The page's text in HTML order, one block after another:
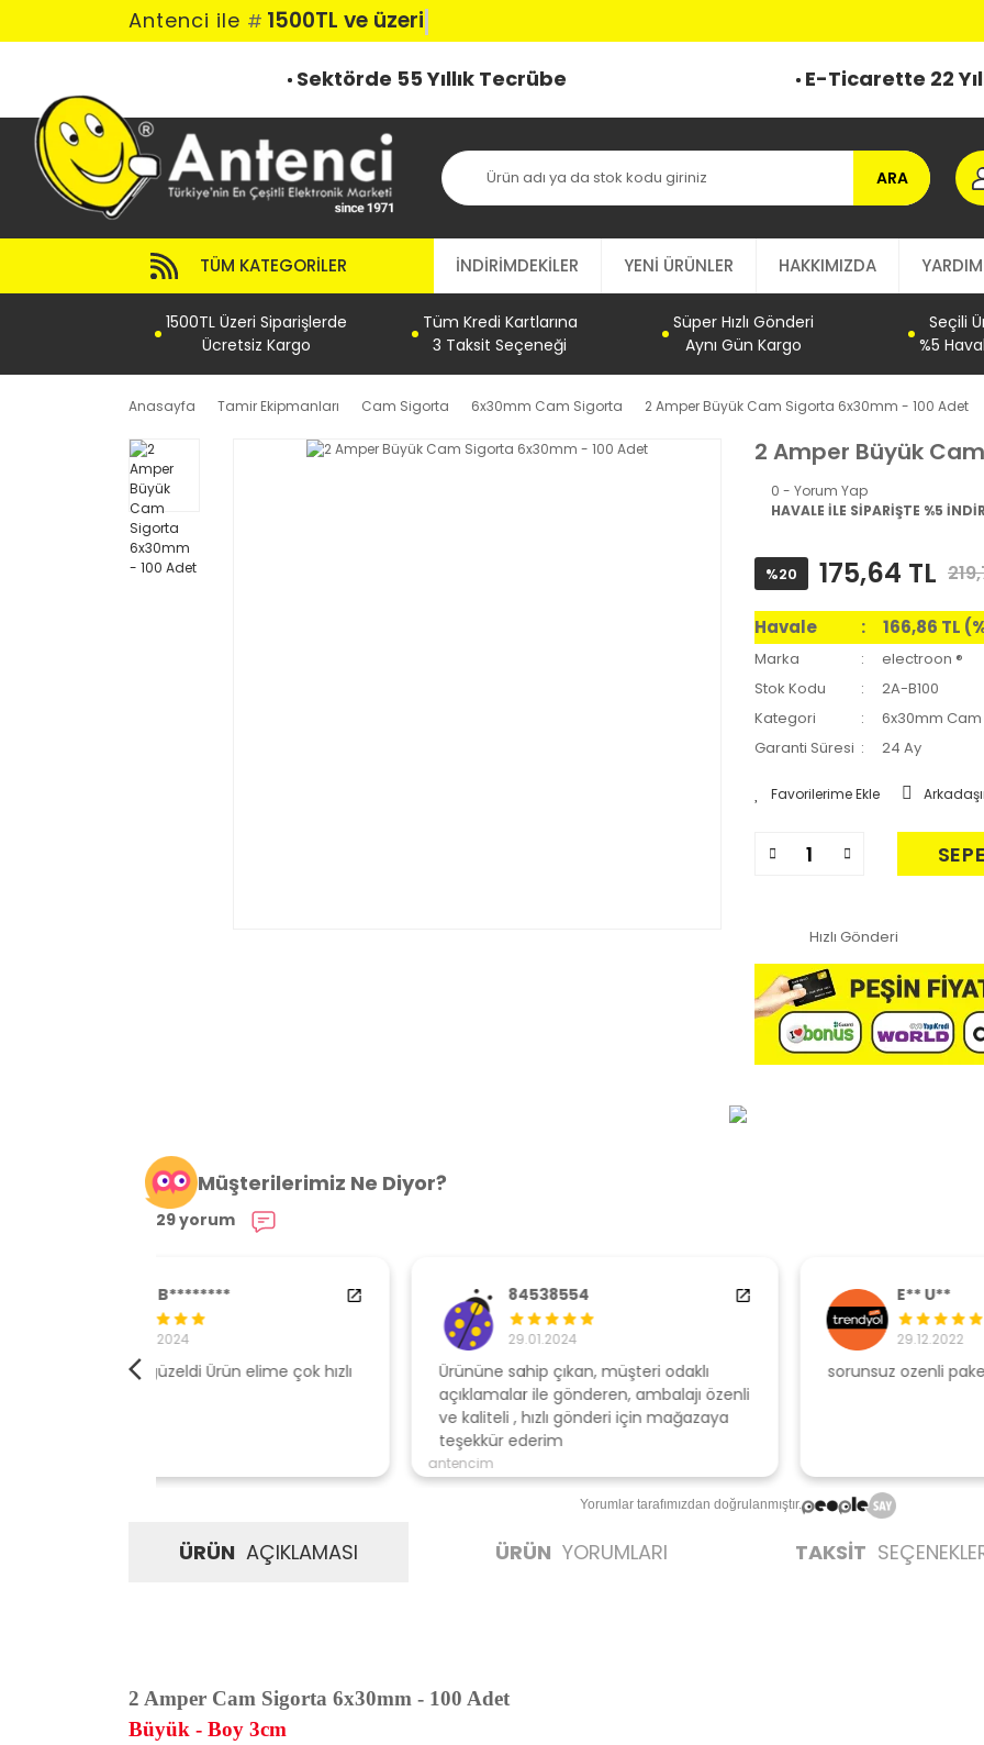
Antenci ile # 1500TL ve üzeri ka
Sektörde 55 Yıllık Tecrübe E-Ticarette 22
ARA
TÜM KATEGORILER İNDİRİMDEKİLER YENİ ÜRÜNLER HAKKIMIZDA YARDIM
1500TL Üzeri Siparişlerde
Ücretsiz Kargo
Tüm Kredi Kartlarına
3 Taksit Seçeneği
Süper Hızlı Gönderi
Aynı Gün Kargo
Seçili
%5
Anasayfa Tamir Ekipmanları Cam Sigorta 6x30mm Cam Sigorta 2 Amper Büyük Cam Sigorta 6x30mm - 100 Adet
2 Amper Büyük
0 - Yorum Yap
HAVALE İLE SİPARİŞTE %5
%20 175,64 TL
Havale 166,86 TL
Marka
electroon ®
Stok Kodu
2A-B100
Kategori
6x30mm
Garanti Süresi
24 Ay
Hızlı Gönderi
Müşterilerimiz Ne Diyor?
29 yorum
Ürününe sahip çıkan, müşteri odaklı
açıklamalar ile gönderen, ambalajı özenli
ve kaliteli , hızlı gönderi için mağazaya
sorunsuz ozenli paketleme
Yorumlar tarafımızdan doğrulanmıştır.
ÜRÜN AÇIKLAMASI ÜRÜN YORUMLARI TAKSİT
2 Amper Cam Sigorta 6x30mm - 100 Adet
Büyük - Boy 3cm